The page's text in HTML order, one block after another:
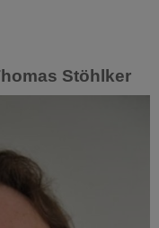
Stöhlker